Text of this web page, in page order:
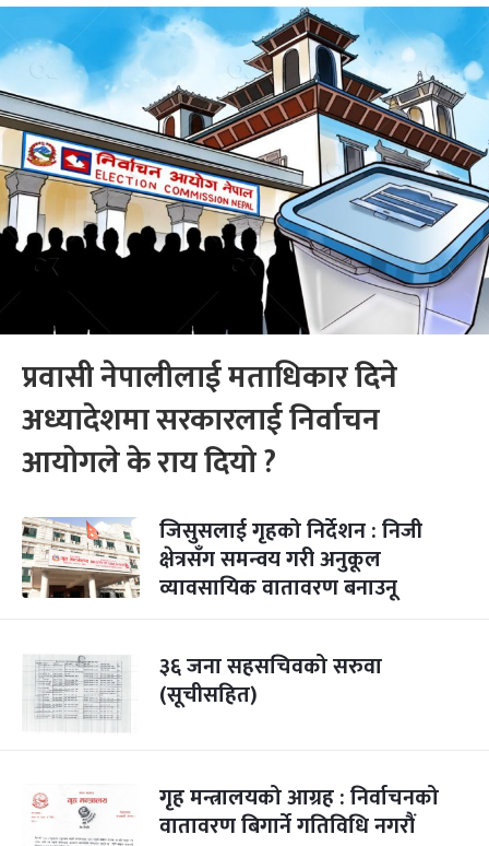
प्रवासी नेपालीलाई मताधिकार दिने
अध्यादेशमा सरकारलाई निर्वाचन
आयोगले के राय दियो ?
जिसुसलाई गृहको निर्देशन : निजी
क्षेत्रसँग समन्वय गरी अनुकूल
व्यावसायिक वातावरण बनाउनू
३६ जना सहसचिवको सरुवा
(सूचीसहित)
गृह मन्त्रालयको आग्रह : निर्वाचनको
वातावरण बिगार्ने गतिविधि नगरौं